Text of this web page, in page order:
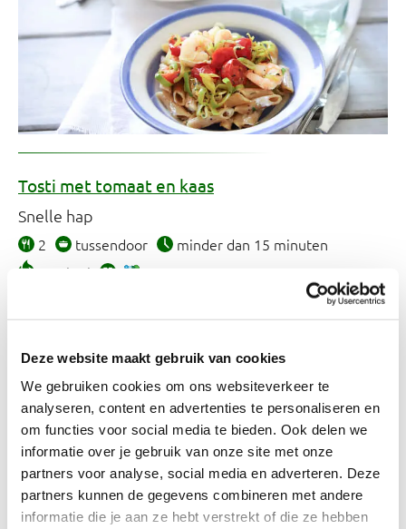
Deze website maakt gebruik van cookies
We gebruiken cookies om ons websiteverkeer te
analyseren, content en advertenties te personaliseren en
om functies voor social media te bieden. Ook delen we
informatie over je gebruik van onze site met onze
partners voor analyse, social media en adverteren. Deze
partners kunnen de gegevens combineren met andere
informatie die je aan ze hebt verstrekt of die ze hebben
Tosti met tomaat en kaas
Snelle hap
2 tussendoor
minder dan 15 minuten
310 kcal